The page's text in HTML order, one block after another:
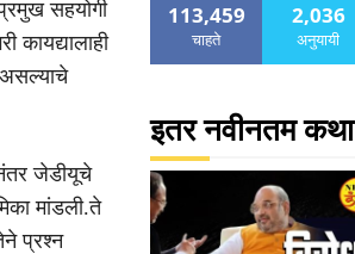
सहयोगी
कायद्यालाही
असल्याचे
जेडीयूचे
मांडली.ते
प्रश्न
113,459
चाहते
2,036
अनुयायी
इतर नवीनतम कथा